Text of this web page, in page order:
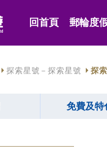
回首頁 郵輪度
探索星號－探索星號 探
免費及特